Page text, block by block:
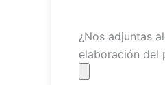
Archivo
¿Nos adjuntas
elaboración del